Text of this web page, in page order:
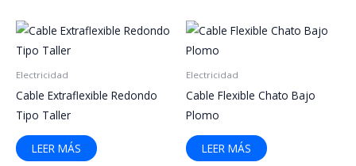
Electricidad
Cable Extraflexible Redondo
Tipo Taller
LEER MÁS
Electricidad
Cable Flexible Chato Bajo
Plomo
LEER MÁS